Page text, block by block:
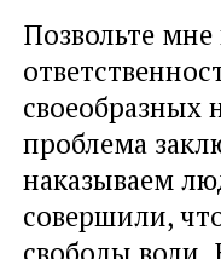
Позвольте
своеобразных
проблема
наказываем
совершили,